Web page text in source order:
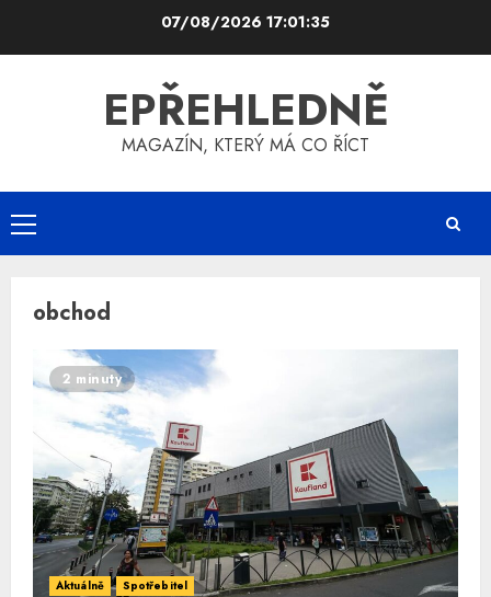
07/08/2026 17:01:36
EPŘEHLEDNĚ
MAGAZÍN, KTERÝ MÁ CO ŘÍCT
Primary
Menu
obchod
2 minuty
Aktuálně Spotřebitel